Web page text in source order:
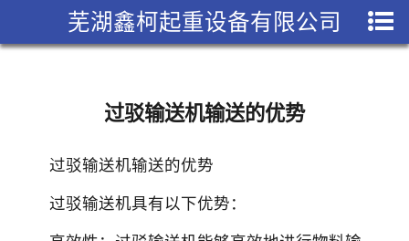
芜湖鑫柯起重设备有限公司
过驳输送机输送的优势
过驳输送机输送的优势
过驳输送机具有以下优势：